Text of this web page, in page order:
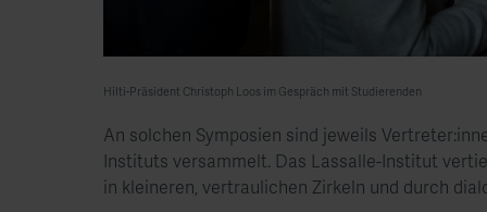
Hilti-Präsident Christoph Loos im Gespräch mit Studierenden
An solchen Symposien sind jeweils
Instituts versammelt. Das Lassalle-Institut
in kleineren, vertraulichen Zirkeln und durch